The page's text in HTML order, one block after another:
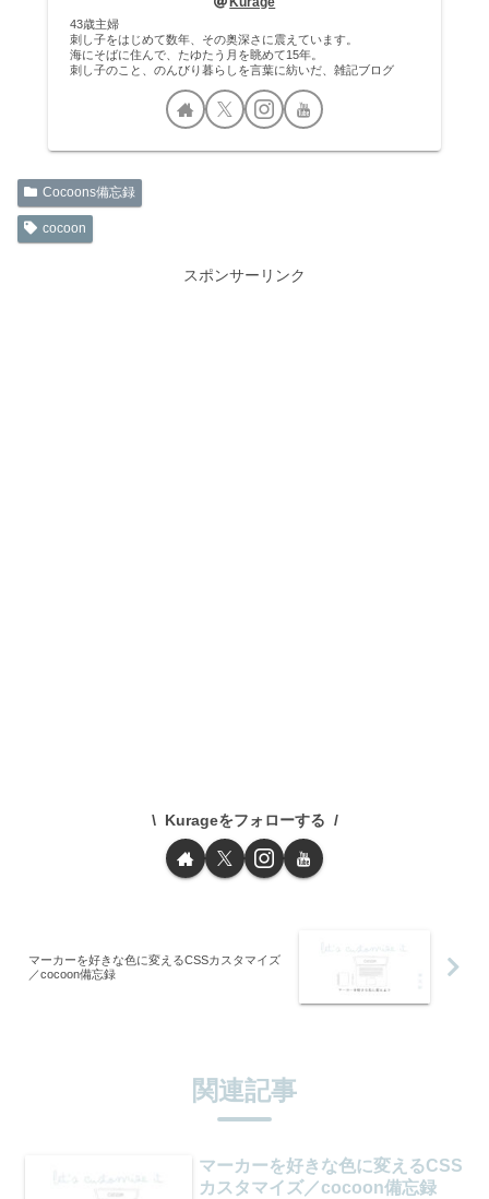
43歳主婦
刺し子をはじめて数年、その奥深さに震えています。
海にそばに住んで、たゆたう月を眺めて15年。
刺し子のこと、のんびり暮らしを言葉に紡いだ、雑記ブログ
Cocoons備忘録
cocoon
スポンサーリンク
Kurageをフォローする
マーカーを好きな色に変えるCSSカスタマイズ
／cocoon備忘録
関連記事
マーカーを好きな色に変えるCSS
カスタマイズ／cocoon備忘録